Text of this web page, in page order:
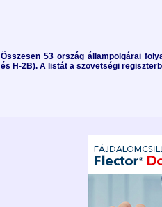
Összesen 53 ország állampolgárai
és H-2B). A listát a szövetségi